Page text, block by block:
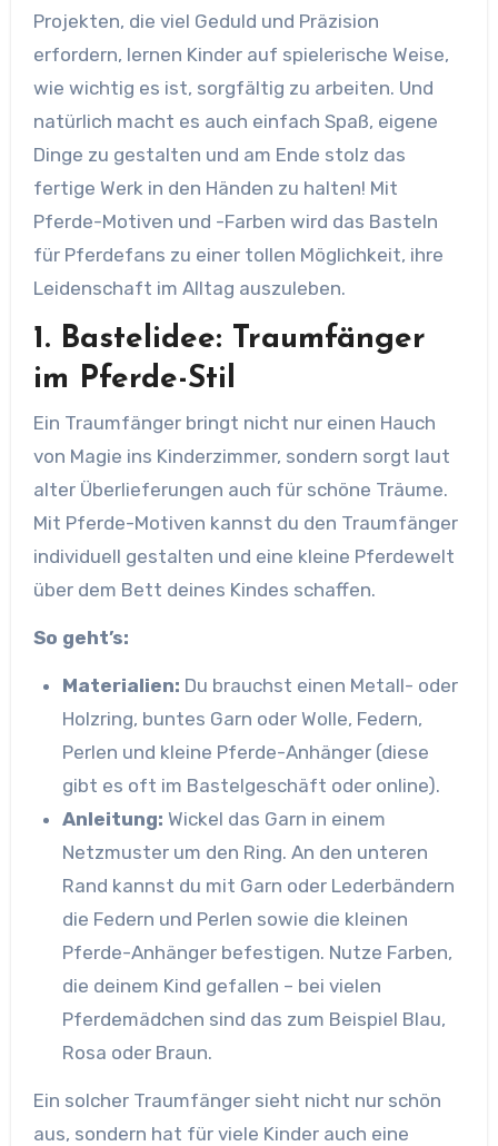
Projekten, die viel Geduld und Präzision
erfordern, lernen Kinder auf spielerische Weise,
wie wichtig es ist, sorgfältig zu arbeiten. Und
natürlich macht es auch einfach Spaß, eigene
Dinge zu gestalten und am Ende stolz das
fertige Werk in den Händen zu halten! Mit
Pferde-Motiven und -Farben wird das Basteln
für Pferdefans zu einer tollen Möglichkeit, ihre
Leidenschaft im Alltag auszuleben.
1. Bastelidee: Traumfänger
im Pferde-Stil
Ein Traumfänger bringt nicht nur einen Hauch
von Magie ins Kinderzimmer, sondern sorgt laut
alter Überlieferungen auch für schöne Träume.
Mit Pferde-Motiven kannst du den Traumfänger
individuell gestalten und eine kleine Pferdewelt
über dem Bett deines Kindes schaffen.
So geht’s:
Materialien: Du brauchst einen Metall- oder
Holzring, buntes Garn oder Wolle, Federn,
Perlen und kleine Pferde-Anhänger (diese
gibt es oft im Bastelgeschäft oder online).
Anleitung: Wickel das Garn in einem
Netzmuster um den Ring. An den unteren
Rand kannst du mit Garn oder Lederbändern
die Federn und Perlen sowie die kleinen
Pferde-Anhänger befestigen. Nutze Farben,
die deinem Kind gefallen – bei vielen
Pferdemädchen sind das zum Beispiel Blau,
Rosa oder Braun.
Ein solcher Traumfänger sieht nicht nur schön
aus, sondern hat für viele Kinder auch eine